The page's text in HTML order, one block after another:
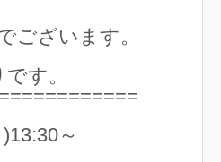
ございます。
す。
)13:30～